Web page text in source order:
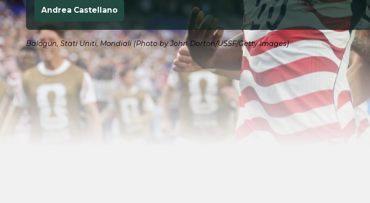
Andrea Castellano
Balogun, Stati Uniti, Mondiali (Photo by John Dorton/USSF/Getty Images)